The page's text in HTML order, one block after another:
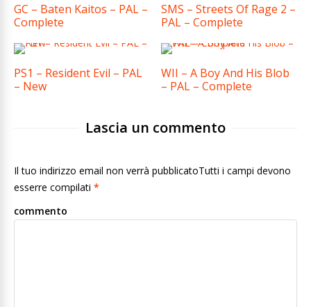
GC – Baten Kaitos – PAL –
Complete
SMS – Streets Of Rage 2 –
PAL – Complete
PS1 – Resident Evil – PAL
– New
WII – A Boy And His Blob
– PAL – Complete
Lascia un commento
Il tuo indirizzo email non verrà pubblicatoTutti i campi devono
esserre compilati *
commento